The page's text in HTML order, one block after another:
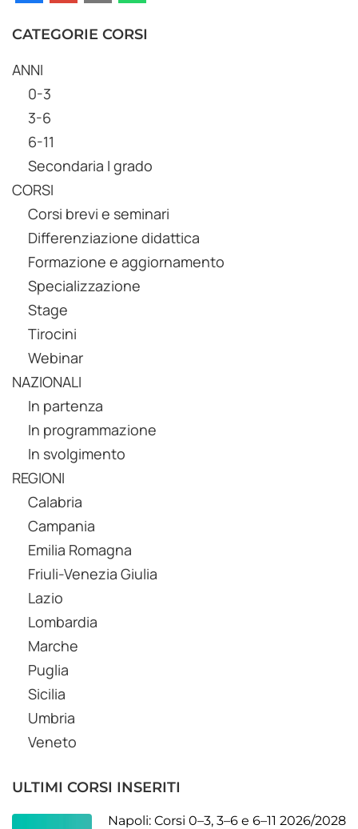
CATEGORIE CORSI
ANNI
0-3
3-6
6-11
Secondaria I grado
CORSI
Corsi brevi e seminari
Differenziazione didattica
Formazione e aggiornamento
Specializzazione
Stage
Tirocini
Webinar
NAZIONALI
In partenza
In programmazione
In svolgimento
REGIONI
Calabria
Campania
Emilia Romagna
Friuli-Venezia Giulia
Lazio
Lombardia
Marche
Puglia
Sicilia
Umbria
Veneto
ULTIMI CORSI INSERITI
Napoli: Corsi 0–3, 3–6 e 6–11 2026/2028